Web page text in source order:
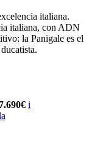
italiana.
italiana, con ADN
la Panigale es el
i